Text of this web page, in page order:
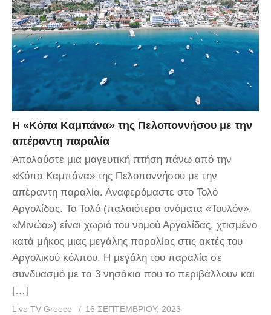
Η «Κόπα Καμπάνα» της Πελοποννήσου με την
απέραντη παραλία
Απολαύστε μια μαγευτική πτήση πάνω από την
«Κόπα Καμπάνα» της Πελοποννήσου με την
απέραντη παραλία. Αναφερόμαστε στο Τολό
Αργολίδας. Το Τολό (παλαιότερα ονόματα «Τουλόν»,
«Μινώα») είναι χωριό του νομού Αργολίδας, χτισμένο
κατά μήκος μιας μεγάλης παραλίας στις ακτές του
Αργολικού κόλπου. Η μεγάλη του παραλία σε
συνδυασμό με τα 3 νησάκια που το περιβάλλουν και
[…]
Live TV Greece
16 ΣΕΠΤΕΜΒΡΊΟΥ, 2023